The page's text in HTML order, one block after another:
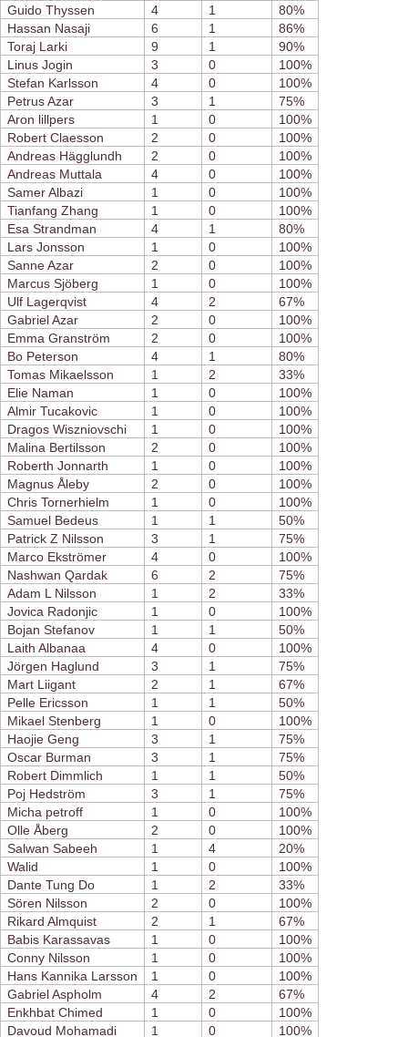
Guido Thyssen
4 1
80%
Hassan Nasaji
6 1
86%
Toraj Larki
9 1
90%
Linus Jogin
3 0
100%
Stefan Karlsson
4 0
100%
Petrus Azar
3 1
75%
Aron lillpers
1 0
100%
Robert Claesson
2 0
100%
Andreas Hägglundh
2 0
100%
Andreas Muttala
4 0
100%
Samer Albazi
1 0
100%
Tianfang Zhang
1 0
100%
Esa Strandman
4 1
80%
Lars Jonsson
1 0
100%
Sanne Azar
2 0
100%
Marcus Sjöberg
1 0
100%
Ulf Lagerqvist
4 2
67%
Gabriel Azar
2 0
100%
Emma Granström
2 0
100%
Bo Peterson
4 1
80%
Tomas Mikaelsson
1 2
33%
Elie Naman
1 0
100%
Almir Tucakovic
1 0
100%
Dragos Wiszniovschi
1 0
100%
Malina Bertilsson
2 0
100%
Roberth Jonnarth
1 0
100%
Magnus Åleby
2 0
100%
Chris Tornerhielm
1 0
100%
Samuel Bedeus
1 1
50%
Patrick Z Nilsson
3 1
75%
Marco Ekströmer
4 0
100%
Nashwan Qardak
6 2
75%
Adam L Nilsson
1 2
33%
Jovica Radonjic
1 0
100%
Bojan Stefanov
1 1
50%
Laith Albanaa
4 0
100%
Jörgen Haglund
3 1
75%
Mart Liigant
2 1
67%
Pelle Ericsson
1 1
50%
Mikael Stenberg
1 0
100%
Haojie Geng
3 1
75%
Oscar Burman
3 1
75%
Robert Dimmlich
1 1
50%
Poj Hedström
3 1
75%
Micha petroff
1 0
100%
Olle Åberg
2 0
100%
Salwan Sabeeh
1 4
20%
Walid
1 0
100%
Dante Tung Do
1 2
33%
Sören Nilsson
2 0
100%
Rikard Almquist
2 1
67%
Babis Karassavas
1 0
100%
Conny Nilsson
1 0
100%
Hans Kannika Larsson
1 0
100%
Gabriel Aspholm
4 2
67%
Enkhbat Chimed
1 0
100%
Davoud Mohamadi
1 0 100%